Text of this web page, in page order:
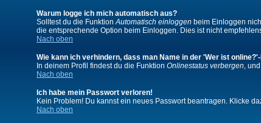
Warum logge ich mich automatisch aus?
Solltest du die FunktionAutomatisch einloggen beim Einloggen
die entsprechende Option beim Einloggen. Dies ist nicht
Nach oben
Wie kann ich verhindern, dass man Name in der 'Wer ist
In deinem Profil findest du die Funktion Onlinestatus verbergen,
Nach oben
Ich habe mein Passwort verloren!
Kein Problem! Du kannst ein neues Passwort beantragen. Klicke
Nach oben